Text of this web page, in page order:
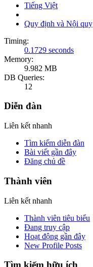
Tiếng Việt
Quy định và Nội quy
Timing:
0.1729 seconds
Memory:
9.982 MB
DB Queries:
12
Diễn đàn
Liên kết nhanh
Tìm kiếm diễn đàn
Bài viết gần đây
Đăng chủ đề
Thành viên
Liên kết nhanh
Thành viên tiêu biểu
Đang truy cập
Hoạt động gần đây
New Profile Posts
Tìm kiếm hữu ích